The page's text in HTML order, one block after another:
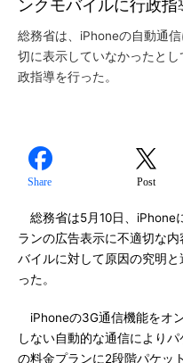
ンクモバイルに行政指
総務省は、iPhoneの自動通
切に表示していなかったと
政指導を行った。
Share Post
総務省は5月10日、iPhone
ランの広告表示に不適切な
バイルに対して原因の究明
った。
iPhoneの3G通信機能をオ
しない自動的な通信により
の料金プランに2段階パケッ